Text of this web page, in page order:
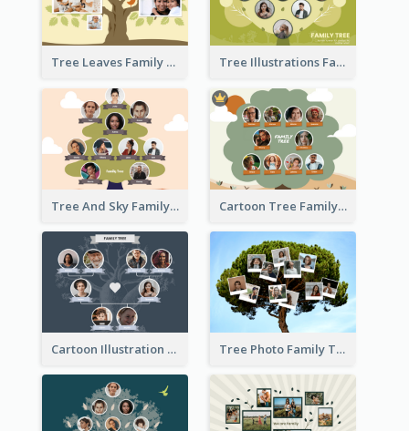
Tree Leaves Family Tree Collage Tree Illustrations Family Tree
Tree And Sky Family Tree Cartoon Tree Family Tree
Cartoon Illustration Family Tree Collage Tree Photo Family Tree Collage